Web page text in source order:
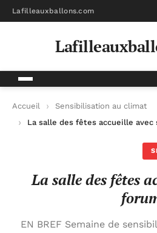
Lafilleauxballons.com
Accueil
Sensibilisation au climat
La salle des fêtes accueille
La salle des fêtes
EN BREF Semaine de